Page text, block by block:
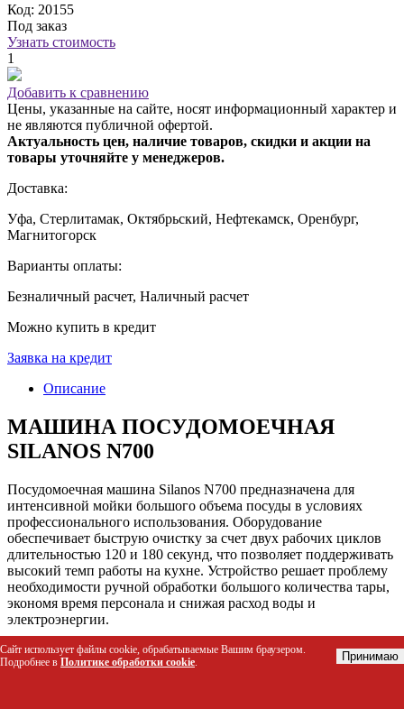
Код: 20155
Под заказ
Узнать стоимость
1
Добавить к сравнению
Цены, указанные на сайте, носят информационный характер и
не являются публичной офертой.
Актуальность цен, наличие товаров, скидки и акции на
товары уточняйте у менеджеров.
Доставка:
Уфа, Стерлитамак, Октябрьский, Нефтекамск, Оренбург,
Магнитогорск
Варианты оплаты:
Безналичный расчет, Наличный расчет
Можно купить в кредит
Заявка на кредит
Описание
МАШИНА ПОСУДОМОЕЧНАЯ
SILANOS N700
Посудомоечная машина Silanos N700 предназначена для
интенсивной мойки большого объема посуды в условиях
профессионального использования. Оборудование
обеспечивает быструю очистку за счет двух рабочих циклов
длительностью 120 и 180 секунд, что позволяет поддерживать
высокий темп работы на кухне. Устройство решает проблему
необходимости ручной обработки большого количества тары,
экономя время персонала и снижая расход воды и
электроэнергии.
Кому подойдет этот товар
Сайт использует файлы cookie, обрабатываемые Вашим браузером.
Подробнее в Политике обработки cookie. Принимаю